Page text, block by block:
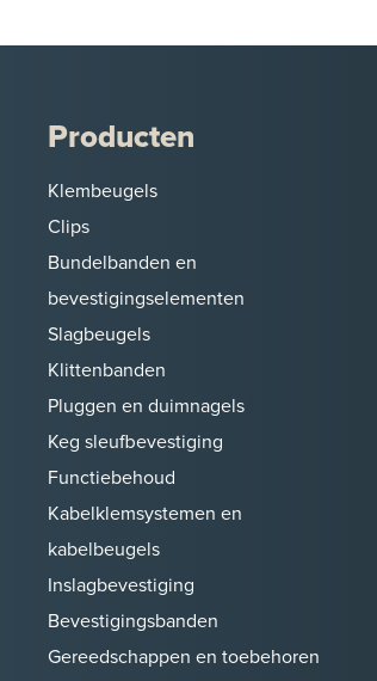
Producten
Klembeugels
Clips
Bundelbanden en
bevestigingselementen
Slagbeugels
Klittenbanden
Pluggen en duimnagels
Keg sleufbevestiging
Functiebehoud
Kabelklemsystemen en
kabelbeugels
Inslagbevestiging
Bevestigingsbanden
Gereedschappen en toebehoren